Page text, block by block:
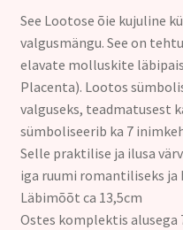
See Lootose õie kujuline
valgusmängu. See on
elavate molluskite
Placenta). Lootos
valguseks, teadmatusest
sümboliseerib ka 7
Selle praktilise ja ilusa
iga ruumi romantiliseks ja
Läbimõõt ca 13,5cm
Ostes komplektis alusega